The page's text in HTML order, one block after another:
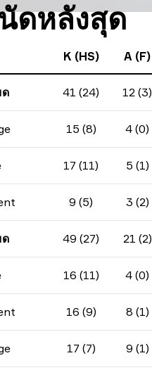
ดหลังสุด
K (HS) A (F)
41 (24) 12 (3)
15 (8) 4 (0)
17 (11) 5 (1)
9 (5) 3 (2)
49 (27) 21 (2)
16 (11) 4 (0)
16 (9) 8 (1)
17 (7) 9 (1)